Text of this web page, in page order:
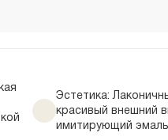
Эстетика:
красивый внешний
имитирующий эмаль